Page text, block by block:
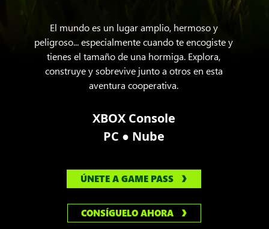
El mundo es un lugar amplio, hermoso y
peligroso... especialmente cuando te encogiste y
tienes el tamaño de una hormiga. Explora,
construye y sobrevive junto a otros en esta
aventura cooperativa.
XBOX Console
PC ● Nube
ÚNETE A GAME PASS
CONSÍGUELO AHORA